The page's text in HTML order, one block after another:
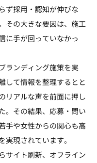
ず採用・認知が伸びな
その大きな要因は、施工
に手が回っていなかっ
ランディング施策を実
して情報を整理するとと
リアルな声を前面に押し
。その結果、応募・問い
手や女性からの関心も高
実現されています。
サイト刷新、オフライン